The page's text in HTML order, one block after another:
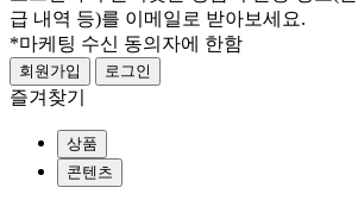
급 내역 등)를 이메일로 받아보세요.
*마케팅 수신 동의자에 한함
회원가입 로그인
즐겨찾기
상품
콘텐츠